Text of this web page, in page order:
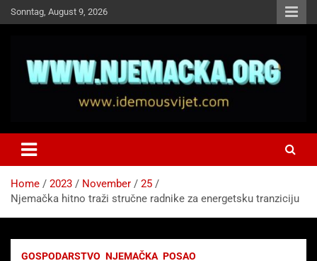
Skip
to
Sonntag, August 9, 2026
Idemo u Svijet-Njemacka!
Home 2023 November
25
Njemačka hitno traži stručne radnike za energetsku tranziciju
GOSPODARSTVO NJEMAČKA POSAO